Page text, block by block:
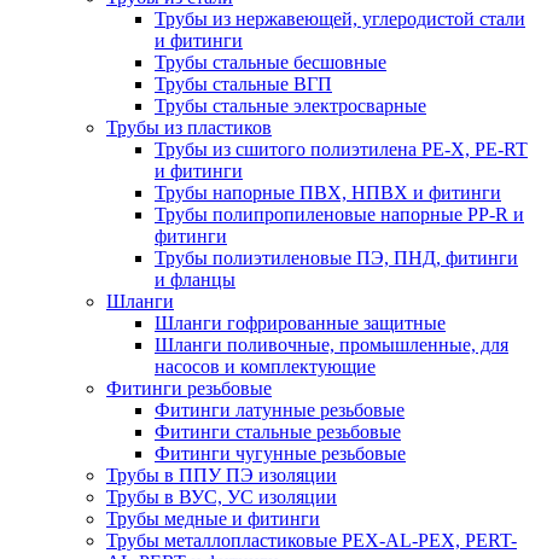
Трубы из нержавеющей, углеродистой стали
и фитинги
Трубы стальные бесшовные
Трубы стальные ВГП
Трубы стальные электросварные
Трубы из пластиков
Трубы из сшитого полиэтилена PE-X, PE-RT
и фитинги
Трубы напорные ПВХ, НПВХ и фитинги
Трубы полипропиленовые напорные PP-R и
фитинги
Трубы полиэтиленовые ПЭ, ПНД, фитинги
и фланцы
Шланги
Шланги гофрированные защитные
Шланги поливочные, промышленные, для
насосов и комплектующие
Фитинги резьбовые
Фитинги латунные резьбовые
Фитинги стальные резьбовые
Фитинги чугунные резьбовые
Трубы в ППУ ПЭ изоляции
Трубы в ВУС, УС изоляции
Трубы медные и фитинги
Трубы металлопластиковые PEX-AL-PEX, PERT-